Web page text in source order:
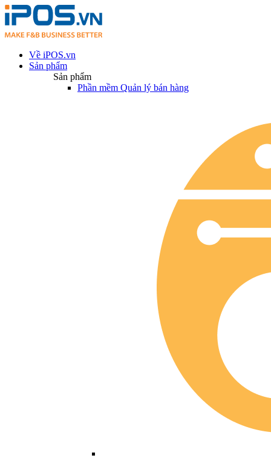
Về iPOS.vn
Sản phẩm
Sản phẩm
Phần mềm Quản lý bán hàng